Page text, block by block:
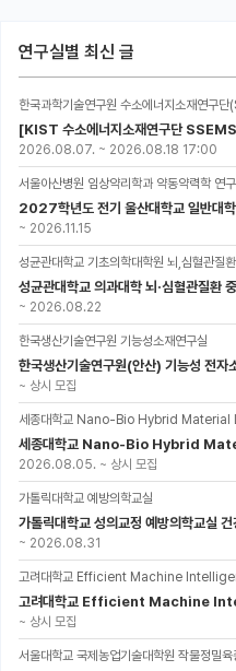
연구실별 최신 글
한국과학기술연구원 수소에너지소재연구
2026.08.07. ~ 2026.08.18 17:00
서울아산병원 임상약리학과 약동약력학 연
~ 2026.11.15
성균관대학교 기초의학대학원 뇌,심혈관질
성균관대학교 의과대학 뇌·심혈관질환
~ 2026.08.22
한국생산기술연구원 기능성소재연구실
한국생산기술연구원(안산) 기능성 전자
~ 상시 모집
세종대학교 Nano-Bio Hybrid Material
세종대학교 Nano-Bio Hybrid
2026.08.05. ~ 상시 모집
가톨릭대학교 예방의학교실
가톨릭대학교 성의교정 예방의학교실
~ 2026.08.31
고려대학교 Efficient Machine
고려대학교 Efficient Machine
~ 상시 모집
서울대학교 국제농업기술대학원 작물정밀육